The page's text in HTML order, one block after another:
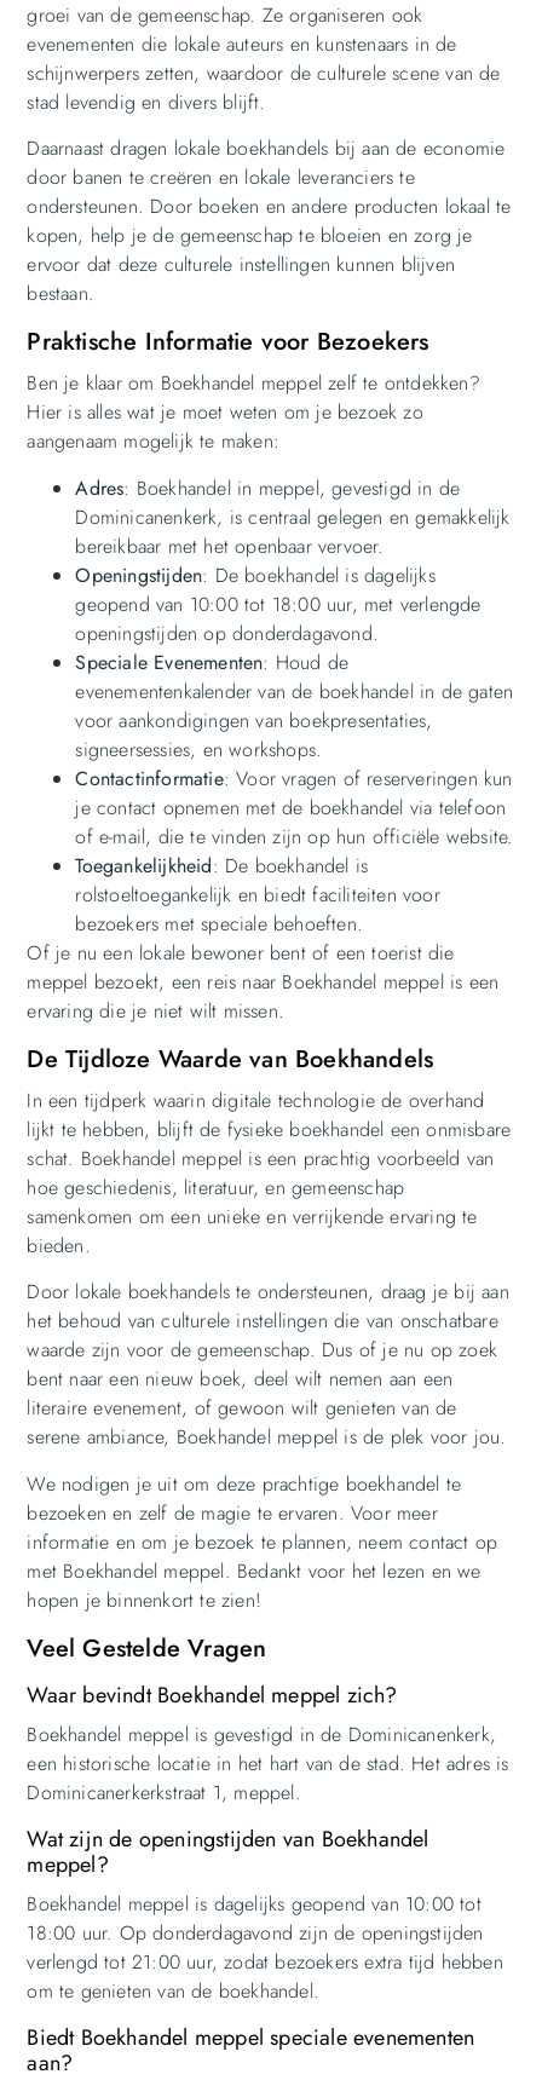
groei van de gemeenschap. Ze organiseren ook
evenementen die lokale auteurs en kunstenaars in de
schijnwerpers zetten, waardoor de culturele scene van de
stad levendig en divers blijft.
Daarnaast dragen lokale boekhandels bij aan de economie
door banen te creëren en lokale leveranciers te
ondersteunen. Door boeken en andere producten lokaal te
kopen, help je de gemeenschap te bloeien en zorg je
ervoor dat deze culturele instellingen kunnen blijven
bestaan.
Praktische Informatie voor Bezoekers
Ben je klaar om Boekhandel meppel zelf te ontdekken?
Hier is alles wat je moet weten om je bezoek zo
aangenaam mogelijk te maken:
Adres: Boekhandel in meppel, gevestigd in de
Dominicanenkerk, is centraal gelegen en gemakkelijk
bereikbaar met het openbaar vervoer.
Openingstijden: De boekhandel is dagelijks
geopend van 10:00 tot 18:00 uur, met verlengde
openingstijden op donderdagavond.
Speciale Evenementen: Houd de
evenementenkalender van de boekhandel in de gaten
voor aankondigingen van boekpresentaties,
signeersessies, en workshops.
Contactinformatie: Voor vragen of reserveringen kun
je contact opnemen met de boekhandel via telefoon
of e-mail, die te vinden zijn op hun officiële website.
Toegankelijkheid: De boekhandel is
rolstoeltoegankelijk en biedt faciliteiten voor
bezoekers met speciale behoeften.
Of je nu een lokale bewoner bent of een toerist die
meppel bezoekt, een reis naar Boekhandel meppel is een
ervaring die je niet wilt missen.
De Tijdloze Waarde van Boekhandels
In een tijdperk waarin digitale technologie de overhand
lijkt te hebben, blijft de fysieke boekhandel een onmisbare
schat. Boekhandel meppel is een prachtig voorbeeld van
hoe geschiedenis, literatuur, en gemeenschap
samenkomen om een unieke en verrijkende ervaring te
bieden.
Door lokale boekhandels te ondersteunen, draag je bij aan
het behoud van culturele instellingen die van onschatbare
waarde zijn voor de gemeenschap. Dus of je nu op zoek
bent naar een nieuw boek, deel wilt nemen aan een
literaire evenement, of gewoon wilt genieten van de
serene ambiance, Boekhandel meppel is de plek voor jou.
We nodigen je uit om deze prachtige boekhandel te
bezoeken en zelf de magie te ervaren. Voor meer
informatie en om je bezoek te plannen, neem contact op
met Boekhandel meppel. Bedankt voor het lezen en we
hopen je binnenkort te zien!
Veel Gestelde Vragen
Waar bevindt Boekhandel meppel zich?
Boekhandel meppel is gevestigd in de Dominicanenkerk,
een historische locatie in het hart van de stad. Het adres is
Dominicanerkerkstraat 1, meppel.
Wat zijn de openingstijden van Boekhandel
meppel?
Boekhandel meppel is dagelijks geopend van 10:00 tot
18:00 uur. Op donderdagavond zijn de openingstijden
verlengd tot 21:00 uur, zodat bezoekers extra tijd hebben
om te genieten van de boekhandel.
Biedt Boekhandel meppel speciale evenementen
aan?